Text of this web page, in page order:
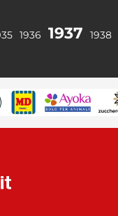
1936 1937 1938